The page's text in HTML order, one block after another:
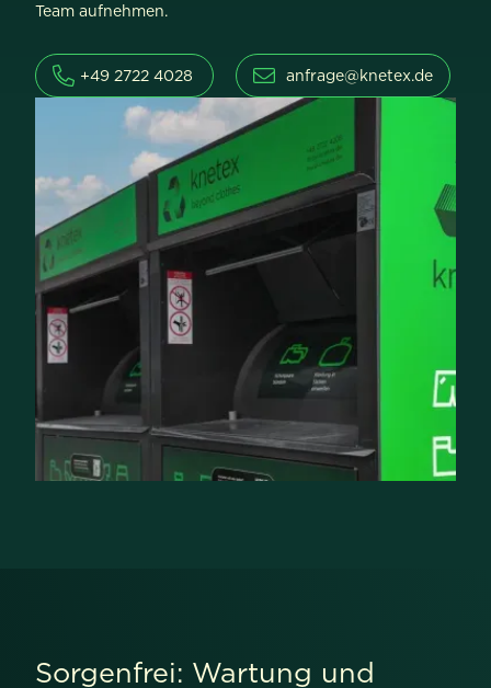
Team aufnehmen.
+49 2722 4028 anfrage@knetex.de
Sorgenfrei: Wartung und